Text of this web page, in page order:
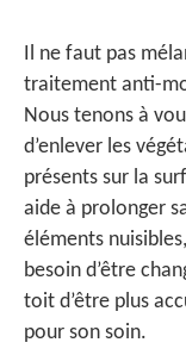
Il ne faut pas
traitement anti-
Nous tenons à
d’enlever les
présents sur la
aide à prolonger
éléments
besoin d’être
toit d’être plus
pour son soin.